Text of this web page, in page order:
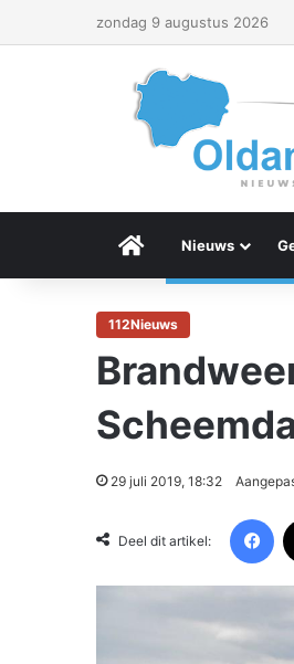
zondag 9 augustus 2026
Menu Item
Nieuws
112Nieuws
29 juli 2019, 18:32
Deel dit artikel: